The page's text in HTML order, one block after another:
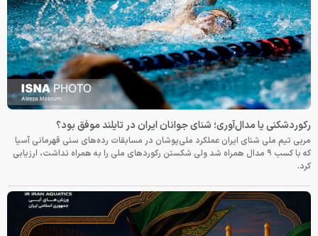
رکوردشکنی یا مدال‌آوری؛ شنای جوانان ایران در تایلند موفق بود؟
مربی تیم ملی شنای ایران عملکرد ملی‌پوشان در مسابقات رده‌های سنی قهرمانی آسیا
که با کسب ۹ مدال همراه شد ولی شکستن رکوردهای ملی را به همراه نداشت، ارزیابی
کرد.